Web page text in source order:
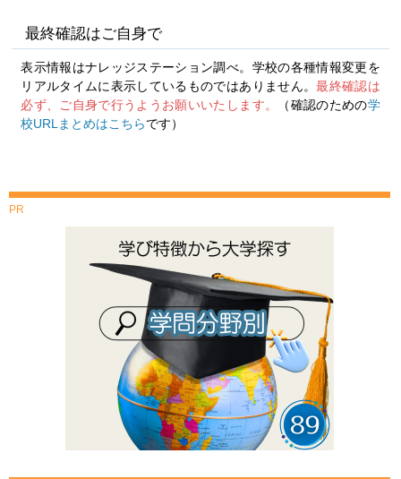
最終確認はご自身で
表示情報はナレッジステーション調べ。学校の各種情報変更を
リアルタイムに表示しているものではありません。最終確認は
必ず、ご自身で行うようお願いいたします。
（確認のための学
校URLまとめはこちらです）
PR